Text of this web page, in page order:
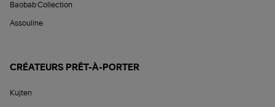
Baobab Collection
Assouline
CRÉATEURS PRÊT-À-PORTER
Kujten